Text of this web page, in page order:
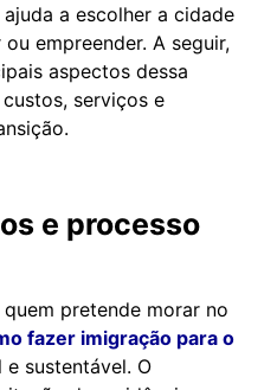
a escolher a cidade
empreender. A seguir,
aspectos dessa
serviços e
e processo
pretende morar no
fazer imigração para o
sustentável. O